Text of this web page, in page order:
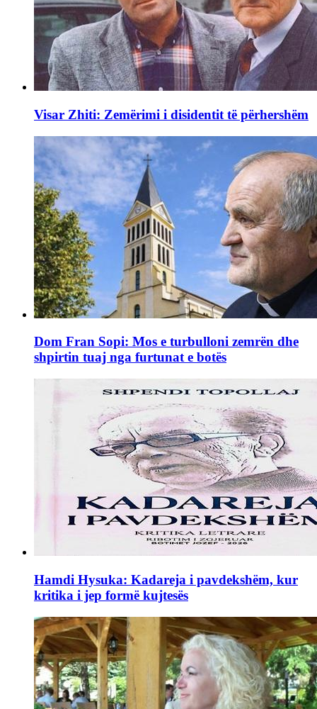
Visar Zhiti: Zemërimi i disidentit të përhershëm
Dom Fran Sopi: Mos e turbulloni zemrën dhe
shpirtin tuaj nga furtunat e botës
Hamdi Hysuka: Kadareja i pavdekshëm, kur
kritika i jep formë kujtesës